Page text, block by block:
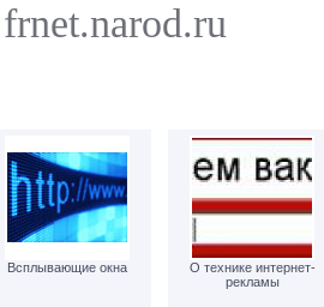
Всплывающие окна
О технике интернет-
рекламы